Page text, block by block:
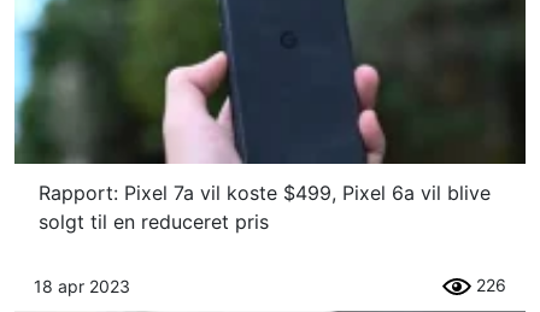
Rapport: Pixel 7a vil koste $499, Pixel 6a vil blive
solgt til en reduceret pris
18 apr 2023 226